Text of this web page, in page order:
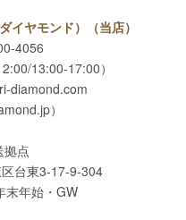
イヤモンド）（当店）
4056
13:00-17:00）
diamond.com
）
拠点
台東3-17-9-304
末年始・GW